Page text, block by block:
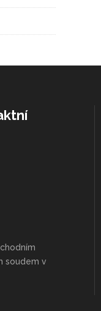
soudem v